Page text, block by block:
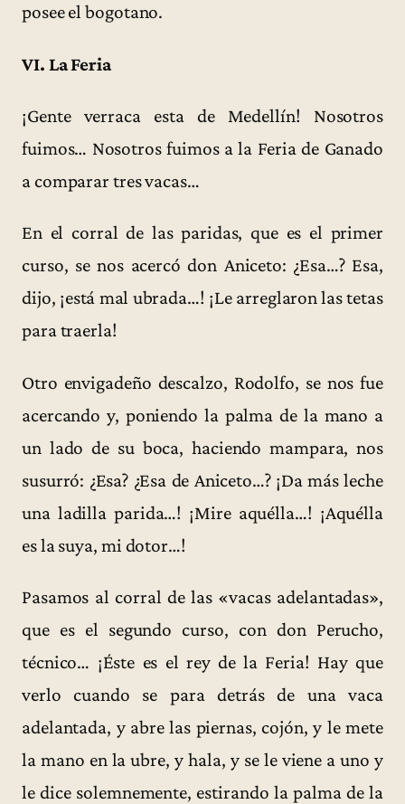
posee el bogotano.
VI. La Feria
¡Gente verraca esta de Medellín! Nosotros
fuimos… Nosotros fuimos a la Feria de Ganado
a comparar tres vacas…
En el corral de las paridas, que es el primer
curso, se nos acercó don Aniceto: ¿Esa…? Esa,
dijo, ¡está mal ubrada…! ¡Le arreglaron las tetas
para traerla!
Otro envigadeño descalzo, Rodolfo, se nos fue
acercando y, poniendo la palma de la mano a
un lado de su boca, haciendo mampara, nos
susurró: ¿Esa? ¿Esa de Aniceto…? ¡Da más leche
una ladilla parida…! ¡Mire aquélla…! ¡Aquélla
es la suya, mi dotor…!
Pasamos al corral de las «vacas adelantadas»,
que es el segundo curso, con don Perucho,
técnico… ¡Éste es el rey de la Feria! Hay que
verlo cuando se para detrás de una vaca
adelantada, y abre las piernas, cojón, y le mete
la mano en la ubre, y hala, y se le viene a uno y
le dice solemnemente, estirando la palma de la